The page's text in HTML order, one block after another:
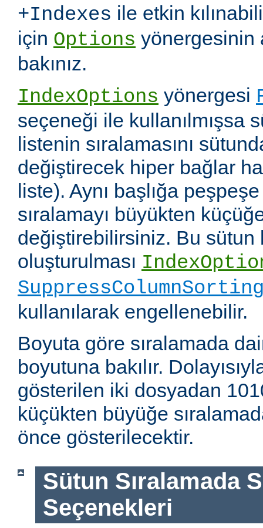
+Indexes ile etkin
için Options yönergesinin
bakınız.
IndexOptions yönergesi
seçeneği ile kullanılmışsa
listenin sıralamasını
değiştirecek hiper bağlar
liste). Aynı başlığa
sıralamayı büyükten
değiştirebilirsiniz. Bu sütun
oluşturulması
kullanılarak engellenebilir.
Boyuta göre sıralamada
boyutuna bakılır.
gösterilen iki dosyadan
küçükten büyüğe
önce gösterilecektir.
Sütun Sıralamada
Seçenekleri